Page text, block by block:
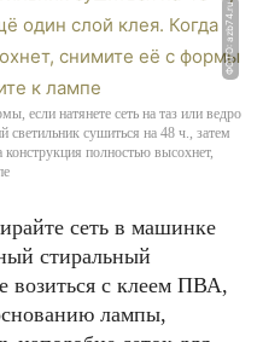
ФОТО: azb74.ru
если натянете сеть на таз или ведро
сушиться на 48 ч., затем
конструкция полностью высохнет,
сеть в машинке
стиральный
возиться с клеем ПВА,
лампы,